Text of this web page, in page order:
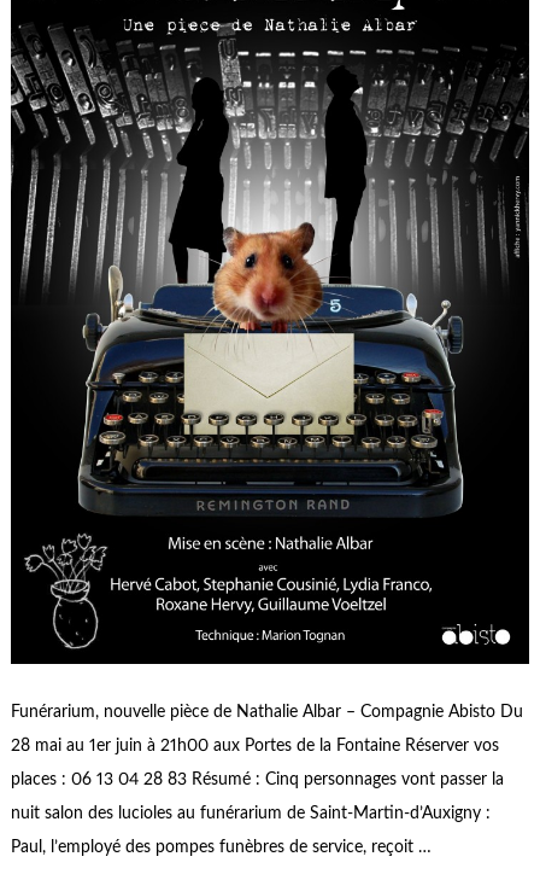
Funérarium, nouvelle pièce de Nathalie Albar – Compagnie Abisto Du
28 mai au 1er juin à 21h00 aux Portes de la Fontaine Réserver vos
places : 06 13 04 28 83 Résumé : Cinq personnages vont passer la
nuit salon des lucioles au funérarium de Saint-Martin-d’Auxigny :
Paul, l’employé des pompes funèbres de service, reçoit …